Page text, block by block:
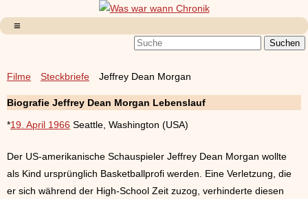
Filme Steckbriefe Jeffrey Dean Morgan
Biografie Jeffrey Dean Morgan Lebenslauf
*19. April 1966 Seattle, Washington (USA)
Der US-amerikanische Schauspieler Jeffrey Dean Morgan wollte
als Kind ursprünglich Basketballprofi werden. Eine Verletzung, die
er sich während der High-School Zeit zuzog, verhinderte diesen